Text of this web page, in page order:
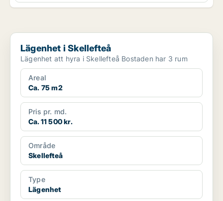
Lägenhet i Skellefteå
Lägenhet i Skellefteå
Lägenhet att hyra i Skellefteå Bostaden har 3 rum
Areal
Ca. 75 m2
Pris pr. md.
Ca. 11 500 kr.
Område
Skellefteå
Type
Lägenhet